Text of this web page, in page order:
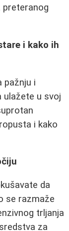
preteranog
i kako ih
pažnju i
ulažete u svoj
i kako
da
se razmaže
trljanja
za